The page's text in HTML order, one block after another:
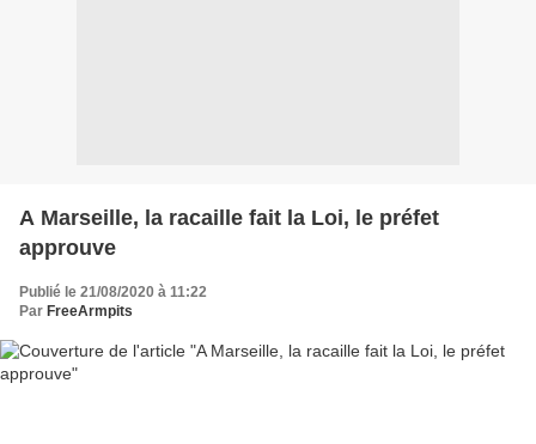
A Marseille, la racaille fait la Loi, le préfet
approuve
Publié le 21/08/2020 à 11:22
Par FreeArmpits